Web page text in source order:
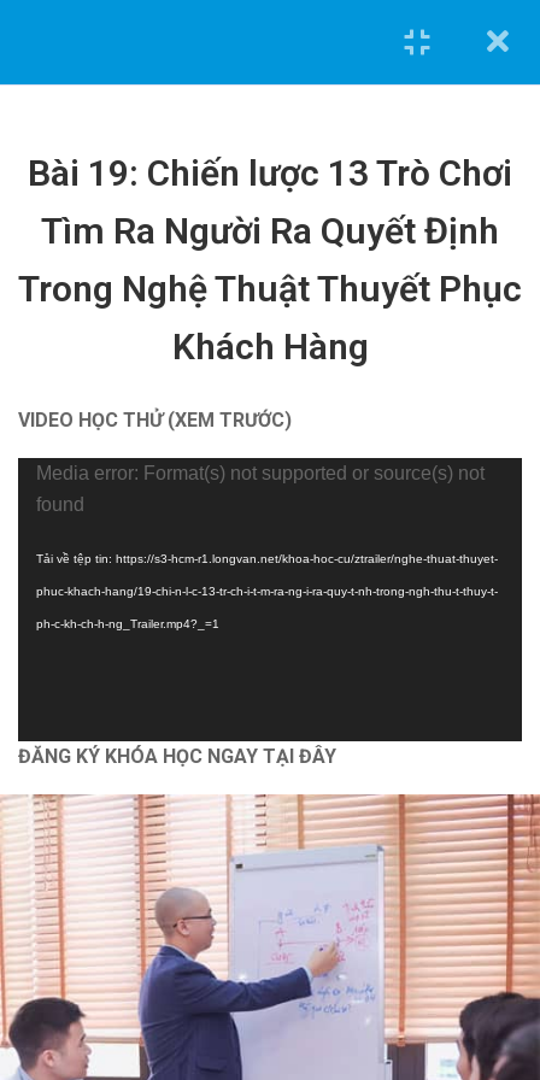
Bài 19: Chiến lược 13 Trò Chơi
Tìm Ra Người Ra Quyết Định
Trong Nghệ Thuật Thuyết Phục
Khách Hàng
VIDEO HỌC THỬ (XEM TRƯỚC)
Trình
chơi
Media error: Format(s) not supported or source(s) not
found
Tải về tệp tin: https://s3-hcm-r1.longvan.net/khoa-hoc-cu/ztrailer/nghe-thuat-thuyet-
phuc-khach-hang/19-chi-n-l-c-13-tr-ch-i-t-m-ra-ng-i-ra-quy-t-nh-trong-ngh-thu-t-thuy-t-
ph-c-kh-ch-h-ng_Trailer.mp4?_=1
ĐĂNG KÝ KHÓA HỌC NGAY TẠI ĐÂY
0962.636.325
0978.969.288
Khóa học tiêu biểu
Tính toán và triển khai bản vẽ kết cấu [Nhà phố] bằng
Etabs và Autocad
Autocad
Chính Sách Bảo Vệ Thông Tin Cá Nhân
Chính Sách Và Quy Định Chung
Chính Sách Bảo Mật
Vận Chuyển Giao Nhận
Chính Sách Thanh Toán
Hỗ trợ
Thông Tin Chủ Sở Hữu Website